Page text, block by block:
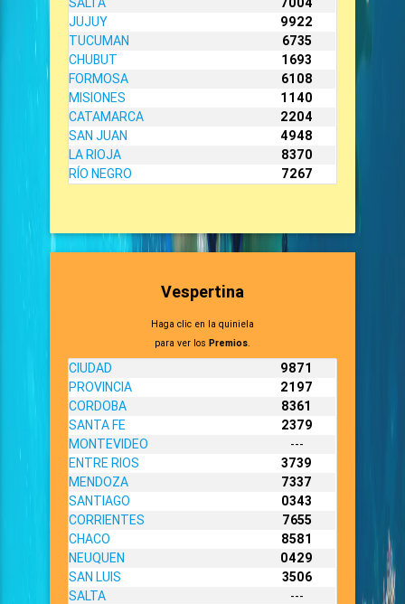
JUJUY
9922
TUCUMAN
6735
CHUBUT
1693
FORMOSA
6108
MISIONES
1140
CATAMARCA
2204
SAN JUAN
4948
LA RIOJA
8370
RÍO NEGRO
7267
Vespertina
Haga clic en la quiniela
para ver los Premios.
CIUDAD
9871
PROVINCIA
2197
CORDOBA
8361
SANTA FE
2379
MONTEVIDEO
---
ENTRE RIOS
3739
MENDOZA
7337
SANTIAGO
0343
CORRIENTES
7655
CHACO
8581
NEUQUEN
0429
SAN LUIS
3506
SALTA
---